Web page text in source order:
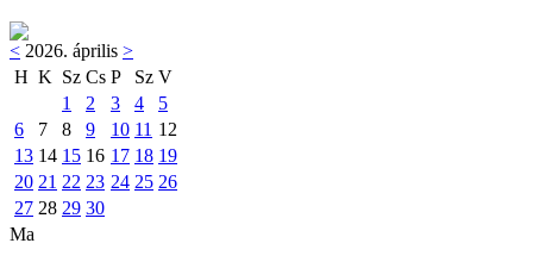
< 2026. április >
H K Sz Cs P Sz V
1
2 3 4
5
6
7 8 9 10 11 12
13 14 15 16 17 18 19
20 21 22 23 24 25 26
27 28 29 30
Ma